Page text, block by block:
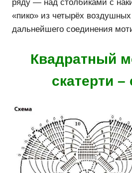
ряду — над столбиками с
«пико» из четырёх
дальнейшего соединения
Квадратный
скатерти –